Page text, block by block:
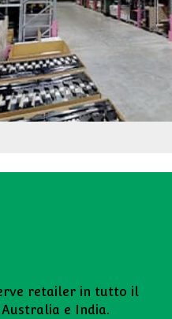
retailer in tutto il
e India.